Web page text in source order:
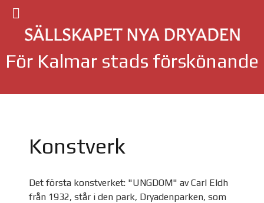
För Kalmar stads förskönande
Konstverk
Det första konstverket: "UNGDOM" av Carl Eldh
från 1932, står i den park, Dryadenparken, som